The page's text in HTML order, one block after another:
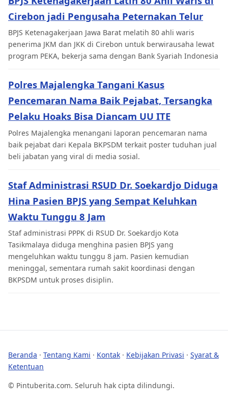
Cirebon jadi Pengusaha Peternakan Telur
BPJS Ketenagakerjaan Jawa Barat melatih 80 ahli waris
penerima JKM dan JKK di Cirebon untuk berwirausaha lewat
program PEKA, bekerja sama dengan Bank Syariah Indonesia
Polres Majalengka Tangani Kasus
Pencemaran Nama Baik Pejabat, Tersangka
Pelaku Hoaks Bisa Diancam UU ITE
Polres Majalengka menangani laporan pencemaran nama
baik pejabat dari Kepala BKPSDM terkait poster tuduhan jual
beli jabatan yang viral di media sosial.
Staf Administrasi RSUD Dr. Soekardjo Diduga
Hina Pasien BPJS yang Sempat Keluhkan
Waktu Tunggu 8 Jam
Staf administrasi PPPK di RSUD Dr. Soekardjo Kota
Tasikmalaya diduga menghina pasien BPJS yang
mengeluhkan waktu tunggu 8 jam. Pasien kemudian
meninggal, sementara rumah sakit koordinasi dengan
BKPSDM untuk proses disiplin.
Beranda · Tentang Kami · Kontak · Kebijakan Privasi · Syarat &
Ketentuan
© Pintuberita.com. Seluruh hak cipta dilindungi.